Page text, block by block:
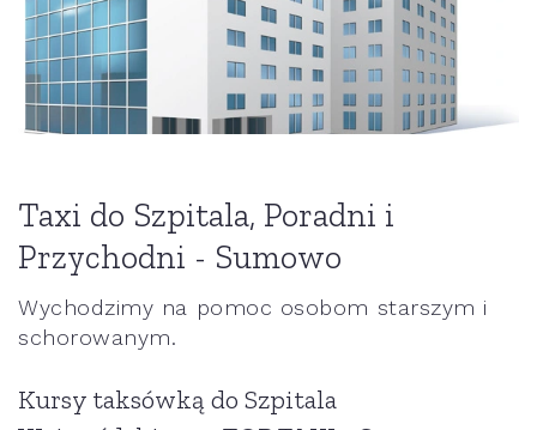
Taxi do Szpitala, Poradni i
Przychodni - Sumowo
Wychodzimy na pomoc osobom starszym i
schorowanym.
Kursy taksówką do Szpitala